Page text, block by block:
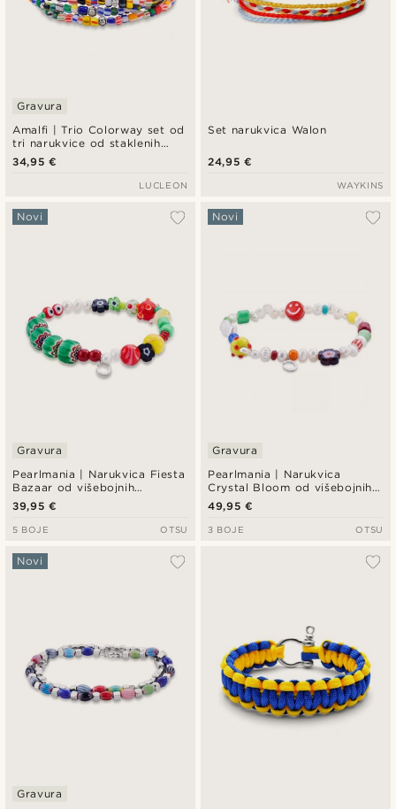
Amalfi | Trio Colorway set od
tri narukvice od staklenih
perlica
Gravura
34,95 €
LUCLEON
Set narukvica Walon
24,95 €
WAYKINS
Pearlmania | Narukvica Fiesta
Bazaar od višebojnih
staklenih perlica
Novi
Gravura
39,95 €
5 BOJE OTSU
Pearlmania | Narukvica
Crystal Bloom od višebojnih
slatkovodnih bisera i
staklenih perlica
Novi
Gravura
49,95 €
3 BOJE OTSU
Novi
Gravura